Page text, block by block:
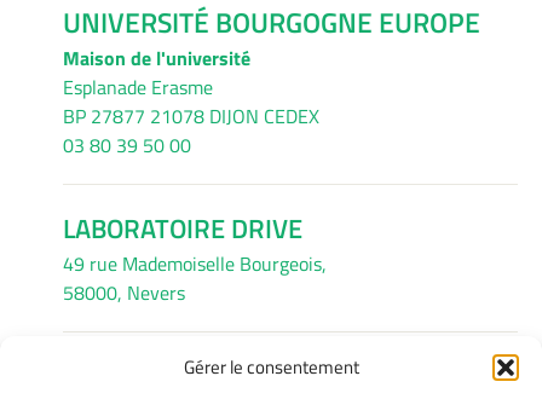
Gérer le consentement
UNIVERSITÉ BOURGOGNE EUROPE
Maison de l'université
Esplanade Erasme
BP 27877 21078 DIJON CEDEX
03 80 39 50 00
LABORATOIRE DRIVE
49 rue Mademoiselle Bourgeois,
58000, Nevers